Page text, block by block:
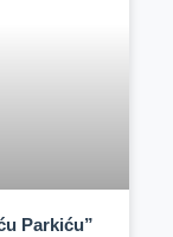
Parkiću”